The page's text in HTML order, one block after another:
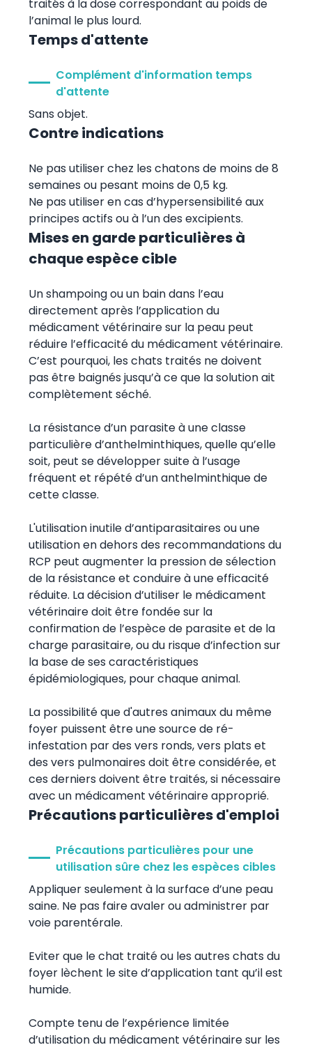
traités à la dose correspondant au poids de
l’animal le plus lourd.
Temps d'attente
Complément d'information temps
d'attente
Sans objet.
Contre indications
Ne pas utiliser chez les chatons de moins de 8
semaines ou pesant moins de 0,5 kg.
Ne pas utiliser en cas d’hypersensibilité aux
principes actifs ou à l’un des excipients.
Mises en garde particulières à
chaque espèce cible
Un shampoing ou un bain dans l’eau
directement après l’application du
médicament vétérinaire sur la peau peut
réduire l’efficacité du médicament vétérinaire.
C’est pourquoi, les chats traités ne doivent
pas être baignés jusqu’à ce que la solution ait
complètement séché.
La résistance d’un parasite à une classe
particulière d’anthelminthiques, quelle qu’elle
soit, peut se développer suite à l’usage
fréquent et répété d’un anthelminthique de
cette classe.
L'utilisation inutile d’antiparasitaires ou une
utilisation en dehors des recommandations du
RCP peut augmenter la pression de sélection
de la résistance et conduire à une efficacité
réduite. La décision d’utiliser le médicament
vétérinaire doit être fondée sur la
confirmation de l’espèce de parasite et de la
charge parasitaire, ou du risque d’infection sur
la base de ses caractéristiques
épidémiologiques, pour chaque animal.
La possibilité que d'autres animaux du même
foyer puissent être une source de ré-
infestation par des vers ronds, vers plats et
des vers pulmonaires doit être considérée, et
ces derniers doivent être traités, si nécessaire
avec un médicament vétérinaire approprié.
Précautions particulières d'emploi
Précautions particulières pour une
utilisation sûre chez les espèces cibles
Appliquer seulement à la surface d’une peau
saine. Ne pas faire avaler ou administrer par
voie parentérale.
Eviter que le chat traité ou les autres chats du
foyer lèchent le site d’application tant qu’il est
humide.
Compte tenu de l’expérience limitée
d’utilisation du médicament vétérinaire sur les